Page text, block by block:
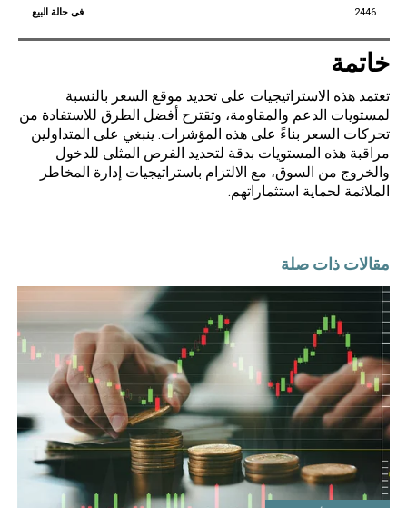
2446
خاتمة
تعتمد هذه الاستراتيجيات على تحديد موقع السعر بالنسبة
لمستويات الدعم والمقاومة، وتقترح أفضل الطرق للاستفادة من
تحركات السعر بناءً على هذه المؤشرات. ينبغي على المتداولين
مراقبة هذه المستويات بدقة لتحديد الفرص المثلى للدخول
والخروج من السوق، مع الالتزام باستراتيجيات إدارة المخاطر
الملائمة لحماية استثماراتهم.
مقالات ذات صلة